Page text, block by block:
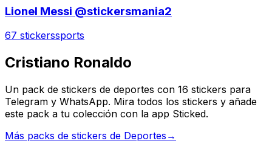
Lionel Messi @stickersmania2
67 stickerssports
Cristiano Ronaldo
Un pack de stickers de deportes con 16 stickers para
Telegram y WhatsApp. Mira todos los stickers y añade
este pack a tu colección con la app Sticked.
Más packs de stickers de Deportes →